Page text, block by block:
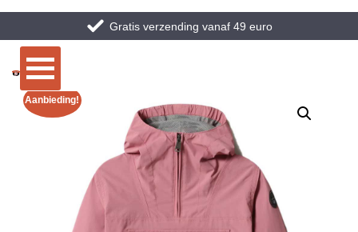
Gratis verzending vanaf 49 euro
Aanbieding!